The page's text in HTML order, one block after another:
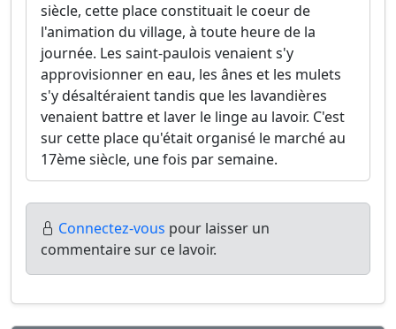
siècle, cette place constituait le coeur de
l'animation du village, à toute heure de la
journée. Les saint-paulois venaient s'y
approvisionner en eau, les ânes et les mulets
s'y désaltéraient tandis que les lavandières
venaient battre et laver le linge au lavoir. C'est
sur cette place qu'était organisé le marché au
17ème siècle, une fois par semaine.
Connectez-vous pour laisser un
commentaire sur ce lavoir.